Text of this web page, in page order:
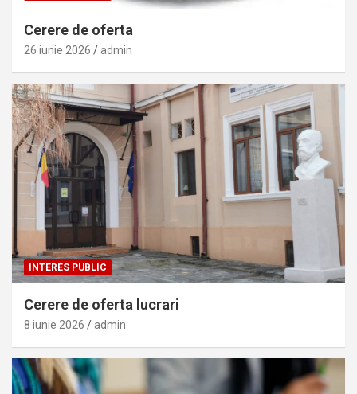
Cerere de oferta
26 iunie 2026 admin
INTERES PUBLIC
Cerere de oferta lucrari
8 iunie 2026 admin